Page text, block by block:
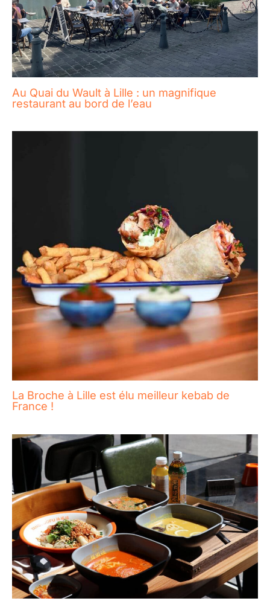
Au Quai du Wault à Lille : un magnifique
restaurant au bord de l’eau
La Broche à Lille est élu meilleur kebab de
France !